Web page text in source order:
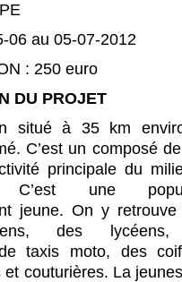
06 au 05-07-2012
: 250 euro
DU PROJET
situé à 35 km
C’est un composé
principale du
C’est une
jeune. On y retrouve
des
taxis moto, des
et couturières. La